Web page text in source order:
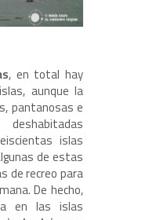
, en total hay
aunque la
pantanosas e
islas
de estas
de recreo para
De hecho,
en las islas